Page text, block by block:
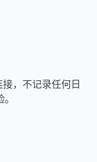
，不记录任何日